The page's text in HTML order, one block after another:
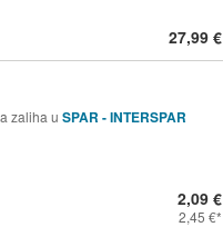
27,99 €
zaliha u SPAR - INTERSPAR
2,09 €
2,45 €